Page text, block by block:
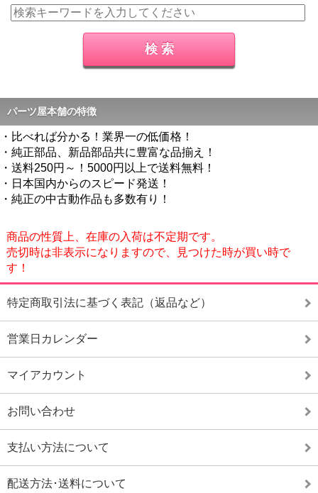
パーツ屋本舗の特徴
・比べれば分かる！業界一の低価格！
・純正部品、新品部品共に豊富な品揃え！
・送料250円～！5000円以上で送料無料！
・日本国内からのスピード発送！
・純正の中古動作品も多数有り！
商品の性質上、在庫の入荷は不定期です。
売切時は非表示になりますので、見つけた時が買い時で
す！
特定商取引法に基づく表記（返品など）
営業日カレンダー
マイアカウント
お問い合わせ
支払い方法について
配送方法･送料について